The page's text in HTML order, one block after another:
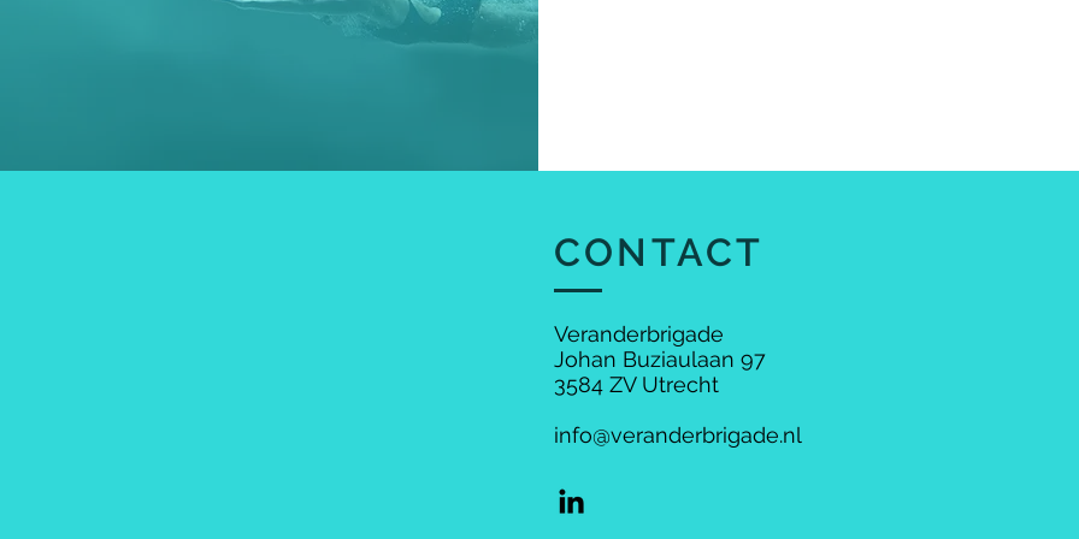
CONTACT
Veranderbrigade
Johan Buziaulaan 97
3584 ZV Utrecht
info@veranderbrigade.nl